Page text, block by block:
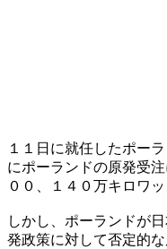
１１日に就任したポー
にポーランドの原発受
００、１４０万キロワ
しかし、ポーランドが
発政策に対して否定的